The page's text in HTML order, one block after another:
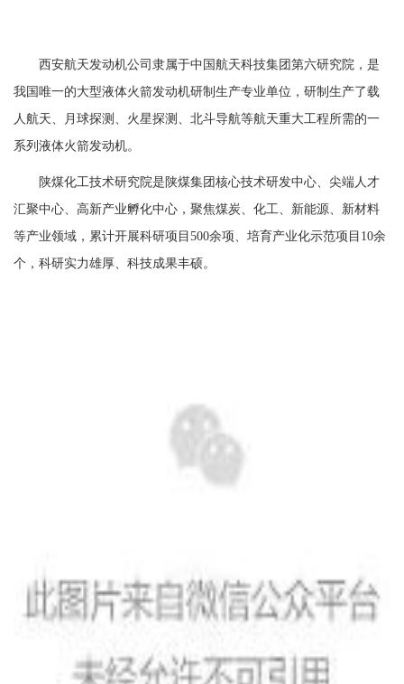
西安航天发动机公司隶属于中国航天科技集团第六研究院，是
我国唯一的大型液体火箭发动机研制生产专业单位，研制生产了载
人航天、月球探测、火星探测、北斗导航等航天重大工程所需的一
系列液体火箭发动机。
陕煤化工技术研究院是陕煤集团核心技术研发中心、尖端人才
汇聚中心、高新产业孵化中心，聚焦煤炭、化工、新能源、新材料
等产业领域，累计开展科研项目500余项、培育产业化示范项目10余
个，科研实力雄厚、科技成果丰硕。